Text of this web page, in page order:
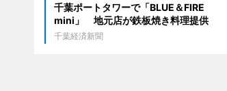
千葉ポートタワーで「BLUE＆FIRE
mini」 地元店が鉄板焼き料理提供
千葉経済新聞